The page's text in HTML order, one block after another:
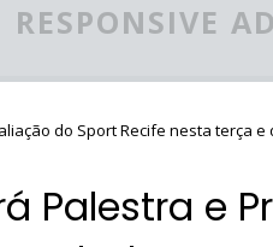
RESPONSIVE
do Sport Recife nesta terça e
Palestra e